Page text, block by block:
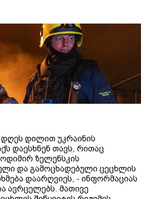
დილით უკრაინის
დაესხნენ თავს, რითაც
ზელენსკის
და გამოცხადებული ცეცხლის
დაარღვიეს, - ინფორმაციას
ავრცელებს. მათივე